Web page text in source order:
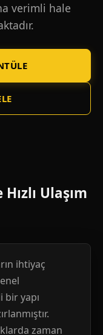
verimli hale
Ulaşım
ihtiyaç
yapı
zaman